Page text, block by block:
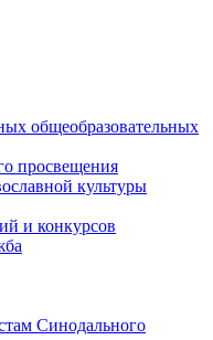
общеобразовательных
просвещения
культуры
и конкурсов
Синодального